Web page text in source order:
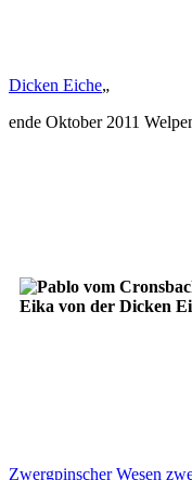
Dicken Eiche„
ende Oktober 2011
Zwergpinscher Wesen